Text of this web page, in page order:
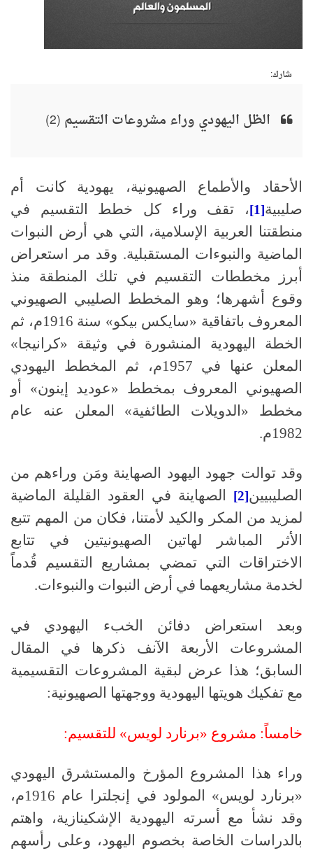
شارك:
الظل اليهودي وراء مشروعات التقسيم (2)
الأحقاد والأطماع الصهيونية، يهودية كانت أم
صليبية[1]
، تقف وراء كل خطط التقسيم في
منطقتنا العربية الإسلامية، التي هي أرض النبوات
الماضية والنبوءات المستقبلية. وقد مر استعراض
أبرز مخططات التقسيم في تلك المنطقة منذ
وقوع أشهرها؛ وهو المخطط الصليبي الصهيوني
المعروف باتفاقية «سايكس بيكو» سنة 1916م، ثم
الخطة اليهودية المنشورة في وثيقة «كرانيجا»
المعلن عنها في 1957م، ثم المخطط اليهودي
الصهيوني المعروف بمخطط «عوديد إينون» أو
مخطط «الدويلات الطائفية» المعلن عنه عام
1982م.
وقد توالت جهود اليهود الصهاينة ومَن وراءهم من
الصليبيين[2]
الصهاينة في العقود القليلة الماضية
لمزيد من المكر والكيد لأمتنا، فكان من المهم تتبع
الأثر المباشر لهاتين الصهيونيتين في تتابع
الاختراقات التي تمضي بمشاريع التقسيم قُدماً
لخدمة مشاريعهما في أرض النبوات والنبوءات.
وبعد استعراض دفائن الخبء اليهودي في
المشروعات الأربعة الآنف ذكرها في المقال
السابق؛ هذا عرض لبقية المشروعات التقسيمية
مع تفكيك هويتها اليهودية ووجهتها الصهيونية:
خامساً: مشروع «برنارد لويس» للتقسيم:
وراء هذا المشروع المؤرخ والمستشرق اليهودي
«برنارد لويس» المولود في إنجلترا عام
م،
وقد نشأ مع أسرته اليهودية الإشكينازية، واهتم
بالدراسات الخاصة بخصوم اليهود، وعلى رأسهم